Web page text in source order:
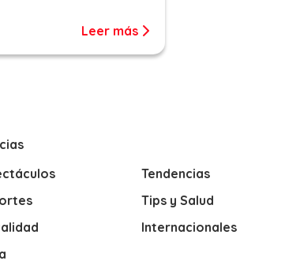
Leer más
Tendencias
Tips y Salud
Internacionales